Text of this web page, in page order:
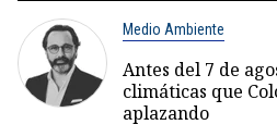
Medio Ambiente
Antes del 7 de
climáticas que
aplazando